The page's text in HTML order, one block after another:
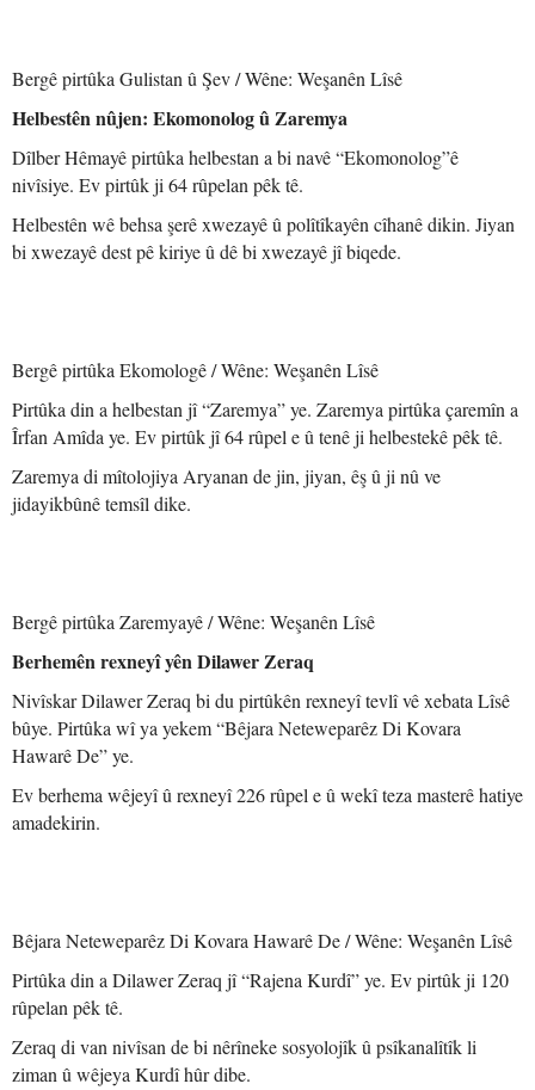
Bergê pirtûka Gulistan û Şev / Wêne: Weşanên Lîsê
Helbestên nûjen: Ekomonolog û Zaremya
Dîlber Hêmayê pirtûka helbestan a bi navê “Ekomonolog”ê
nivîsiye. Ev pirtûk ji 64 rûpelan pêk tê.
Helbestên wê behsa şerê xwezayê û polîtîkayên cîhanê dikin. Jiyan
bi xwezayê dest pê kiriye û dê bi xwezayê jî biqede.
Bergê pirtûka Ekomologê / Wêne: Weşanên Lîsê
Pirtûka din a helbestan jî “Zaremya” ye. Zaremya pirtûka çaremîn a
Îrfan Amîda ye. Ev pirtûk jî 64 rûpel e û tenê ji helbestekê pêk tê.
Zaremya di mîtolojiya Aryanan de jin, jiyan, êş û ji nû ve
jidayikbûnê temsîl dike.
Bergê pirtûka Zaremyayê / Wêne: Weşanên Lîsê
Berhemên rexneyî yên Dilawer Zeraq
Nivîskar Dilawer Zeraq bi du pirtûkên rexneyî tevlî vê xebata Lîsê
bûye. Pirtûka wî ya yekem “Bêjara Neteweparêz Di Kovara
Hawarê De” ye.
Ev berhema wêjeyî û rexneyî 226 rûpel e û wekî teza masterê hatiye
amadekirin.
Bêjara Neteweparêz Di Kovara Hawarê De / Wêne: Weşanên Lîsê
Pirtûka din a Dilawer Zeraq jî “Rajena Kurdî” ye. Ev pirtûk ji 120
rûpelan pêk tê.
Zeraq di van nivîsan de bi nêrîneke sosyolojîk û psîkanalîtîk li
ziman û wêjeya Kurdî hûr dibe.